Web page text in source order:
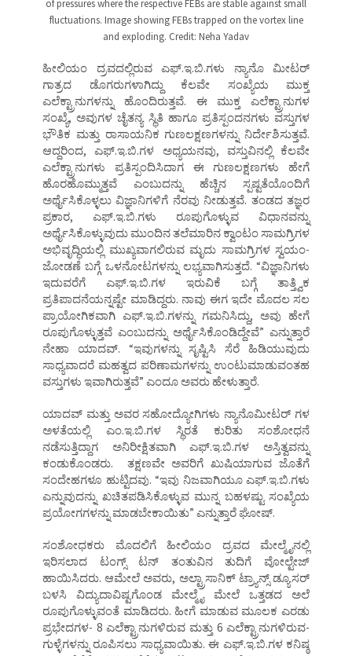
of pressures where the respective FEBs are stable against small
fluctuations. Image showing FEBs trapped on the vortex line
and exploding. Credit: Neha Yadav
ಹೀಲಿಯಂ ದ್ರವದಲ್ಲಿರುವ ಎಫ್.ಇ.ಬಿ.ಗಳು ನ್ಯಾನೊ ಮೀಟರ್
ಗಾತ್ರದ ಡೊಗರುಗಳಾಗಿದ್ದು ಕೆಲವೇ ಸಂಖ್ಯೆಯ ಮುಕ್ತ
ಎಲೆಕ್ಟ್ರಾನುಗಳನ್ನು ಹೊಂದಿರುತ್ತವೆ. ಈ ಮುಕ್ತ ಎಲೆಕ್ಟ್ರಾನುಗಳ
ಸಂಖ್ಯೆ, ಅವುಗಳ ಚೈತನ್ಯ ಸ್ಥಿತಿ ಹಾಗೂ ಪ್ರತಿಸ್ಪಂದನಗಳು ವಸ್ತುಗಳ
ಭೌತಿಕ ಮತ್ತು ರಾಸಾಯನಿಕ ಗುಣಲಕ್ಷಣಗಳನ್ನು ನಿರ್ದೇಶಿಸುತ್ತವೆ.
ಆದ್ದರಿಂದ, ಎಫ್.ಇ.ಬಿ.ಗಳ ಅಧ್ಯಯನವು, ವಸ್ತುವಿನಲ್ಲಿ ಕೆಲವೇ
ಎಲೆಕ್ಟ್ರಾನುಗಳು ಪ್ರತಿಸ್ಪಂದಿಸಿದಾಗ ಈ ಗುಣಲಕ್ಷಣಗಳು ಹೇಗೆ
ಹೊರಹೊಮ್ಮುತ್ತವೆ ಎಂಬುದನ್ನು ಹೆಚ್ಚಿನ ಸ್ಪಷ್ಟತೆಯೊಂದಿಗೆ
ಅರ್ಥೈಸಿಕೊಳ್ಳಲು ವಿಜ್ಞಾನಿಗಳಿಗೆ ನೆರವು ನೀಡುತ್ತವೆ. ತಂಡದ ತಜ್ಞರ
ಪ್ರಕಾರ, ಎಫ್.ಇ.ಬಿ.ಗಳು ರೂಪುಗೊಳ್ಳುವ ವಿಧಾನವನ್ನು
ಅರ್ಥೈಸಿಕೊಳ್ಳುವುದು ಮುಂದಿನ ತಲೆಮಾರಿನ ಕ್ವಾಂಟಂ ಸಾಮಗ್ರಿಗಳ
ಅಭಿವೃದ್ಧಿಯಲ್ಲಿ ಮುಖ್ಯವಾಗಲಿರುವ ಮೃದು ಸಾಮಗ್ರಿಗಳ ಸ್ವಯಂ-
ಜೋಡಣೆ ಬಗ್ಗೆ ಒಳನೋಟಗಳನ್ನು ಲಭ್ಯವಾಗಿಸುತ್ತದೆ. “ವಿಜ್ಞಾನಿಗಳು
ಇದುವರೆಗೆ ಎಫ್.ಇ.ಬಿ.ಗಳ ಇರುವಿಕೆ ಬಗ್ಗೆ ತಾತ್ತ್ವಿಕ
ಪ್ರತಿಪಾದನೆಯನ್ನಷ್ಟೇ ಮಾಡಿದ್ದರು. ನಾವು ಈಗ ಇದೇ ಮೊದಲ ಸಲ
ಪ್ರಾಯೋಗಿಕವಾಗಿ ಎಫ್.ಇ.ಬಿ.ಗಳನ್ನು ಗಮನಿಸಿದ್ದು, ಅವು ಹೇಗೆ
ರೂಪುಗೊಳ್ಳುತ್ತವೆ ಎಂಬುದನ್ನು ಅರ್ಥೈಸಿಕೊಂಡಿದ್ದೇವೆ” ಎನ್ನುತ್ತಾರೆ
ನೇಹಾ ಯಾದವ್. “ಇವುಗಳನ್ನು ಸೃಷ್ಟಿಸಿ ಸೆರೆ ಹಿಡಿಯುವುದು
ಸಾಧ್ಯವಾದರೆ ಮಹತ್ವದ ಪರಿಣಾಮಗಳನ್ನು ಉಂಟುಮಾಡುವಂತಹ
ವಸ್ತುಗಳು ಇವಾಗಿರುತ್ತವೆ” ಎಂದೂ ಅವರು ಹೇಳುತ್ತಾರೆ.
ಯಾದವ್ ಮತ್ತು ಅವರ ಸಹೋದ್ಯೋಗಿಗಳು ನ್ಯಾನೊಮೀಟರ್ ಗಳ
ಅಳತೆಯಲ್ಲಿ ಎಂ.ಇ.ಬಿ.ಗಳ ಸ್ಥಿರತೆ ಕುರಿತು ಸಂಶೋಧನೆ
ನಡೆಸುತ್ತಿದ್ದಾಗ ಅನಿರೀಕ್ಷಿತವಾಗಿ ಎಫ್.ಇ.ಬಿ.ಗಳ ಅಸ್ತಿತ್ವವನ್ನು
ಕಂಡುಕೊಂಡರು. ತಕ್ಷಣವೇ ಅವರಿಗೆ ಖುಷಿಯಾಗುವ ಜೊತೆಗೆ
ಸಂದೇಹಗಳೂ ಹುಟ್ಟಿದವು. “ಇವು ನಿಜವಾಗಿಯೂ ಎಫ್.ಇ.ಬಿ.ಗಳು
ಎನ್ನುವುದನ್ನು ಖಚಿತಪಡಿಸಿಕೊಳ್ಳುವ ಮುನ್ನ ಬಹಳಷ್ಟು ಸಂಖ್ಯೆಯ
ಪ್ರಯೋಗಗಳನ್ನು ಮಾಡಬೇಕಾಯಿತು” ಎನ್ನುತ್ತಾರೆ ಘೋಷ್.
ಸಂಶೋಧಕರು ಮೊದಲಿಗೆ ಹೀಲಿಯಂ ದ್ರವದ ಮೇಲ್ಮೈನಲ್ಲಿ
ಇರಿಸಲಾದ ಟಂಗ್ಸ್ ಟನ್ ತಂತುವಿನ ತುದಿಗೆ ವೋಲ್ಟೇಜ್
ಹಾಯಿಸಿದರು. ಆಮೇಲೆ ಅವರು, ಅಲ್ಟ್ರಾಸಾನಿಕ್ ಟ್ರ್ಯಾನ್ಸ್ ಡ್ಯೂಸರ್
ಬಳಸಿ ವಿದ್ಯುದಾವಿಷ್ಟಗೊಂಡ ಮೇಲ್ಮೈ ಮೇಲೆ ಒತ್ತಡದ ಅಲೆ
ರೂಪುಗೊಳ್ಳುವಂತೆ ಮಾಡಿದರು. ಹೀಗೆ ಮಾಡುವ ಮೂಲಕ ಎರಡು
ಪ್ರಭೇದಗಳ- 8 ಎಲೆಕ್ಟ್ರಾನುಗಳಿರುವ ಮತ್ತು 6 ಎಲೆಕ್ಟ್ರಾನುಗಳಿರುವ-
ಗುಳ್ಳೆಗಳನ್ನು ರೂಪಿಸಲು ಸಾಧ್ಯವಾಯಿತು. ಈ ಎಫ್.ಇ.ಬಿ.ಗಳ ಕನಿಷ್ಠ